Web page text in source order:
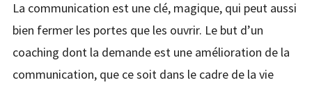
La communication est une clé, magique, qui peut aussi
bien fermer les portes que les ouvrir. Le but d’un
coaching dont la demande est une amélioration de la
communication, que ce soit dans le cadre de la vie